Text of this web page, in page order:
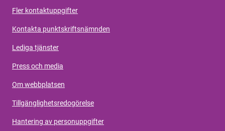
Fler kontaktuppgifter
Kontakta punktskriftsnämnden
Lediga tjänster
Press och media
Om webbplatsen
Tillgänglighetsredogörelse
Hantering av personuppgifter